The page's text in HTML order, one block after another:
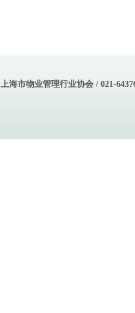
上海市物业管理行业协会 / 021-